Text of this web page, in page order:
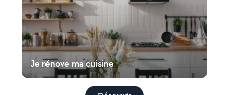
Je rénove ma cuisine